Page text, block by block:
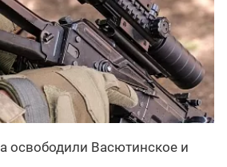
освободили Васютинское и